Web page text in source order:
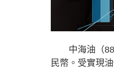
中海油（883
民幣。受實現